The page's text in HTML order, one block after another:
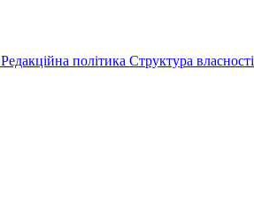
Редакційна політика Структура власності